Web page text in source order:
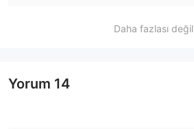
Daha fazlası değil
Yorum 14